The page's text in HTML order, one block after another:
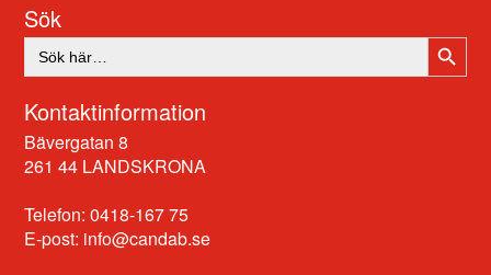
Sök
Sök
efter:
Kontaktinformation
Bävergatan 8
261 44 LANDSKRONA
Telefon: 0418-167 75
E-post: info@candab.se